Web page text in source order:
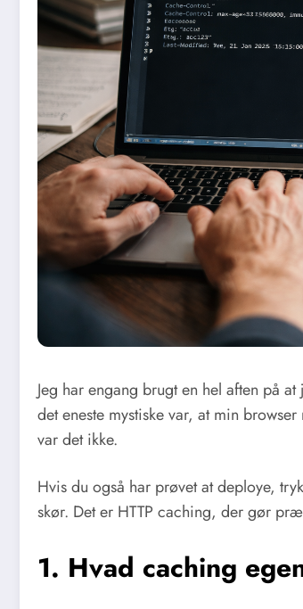
Jeg har engang brugt en hel aften på
det eneste mystiske var, at min
var det ikke.
Hvis du også har prøvet at deploye,
skør. Det er HTTP caching, der gør
1. Hvad caching